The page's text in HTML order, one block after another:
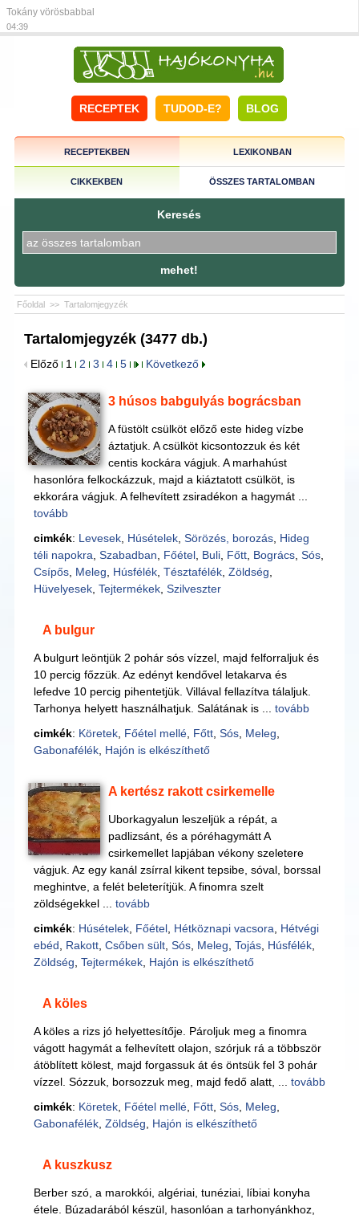
Tokány vörösbabbal
04:39
RECEPTEK TUDOD-E? BLOG
RECEPTEKBEN LEXIKONBAN
CIKKEKBEN ÖSSZES TARTALOMBAN
Keresés
mehet!
Főoldal >> Tartalomjegyzék
Tartalomjegyzék (3477 db.)
Előző 1 2 3 4 5 Következő
3 húsos babgulyás bográcsban
A füstölt csülköt előző este hideg vízbe
áztatjuk. A csülköt kicsontozzuk és két
centis kockára vágjuk. A marhahúst
hasonlóra felkockázzuk, majd a kiáztatott csülköt, is
ekkorára vágjuk. A felhevített zsiradékon a hagymát ...
tovább
cimkék: Levesek, Húsételek, Sörözés, borozás, Hideg
téli napokra Szabadban Főétel, Buli, Főtt, Bogrács, Sós,
Csípős, Meleg Húsfélék, Tésztafélék, Zöldség
Hüvelyesek, Tejtermékek, Szilveszter
A bulgur
A bulgurt leöntjük 2 pohár sós vízzel, majd felforraljuk és
10 percig főzzük. Az edényt kendővel letakarva és
lefedve 10 percig pihentetjük. Villával fellazítva tálaljuk.
Tarhonya helyett használhatjuk. Salátának is ... tovább
cimkék: Köretek, Főétel mellé, Főtt, Sós, Meleg
Gabonafélék, Hajón is elkészíthető
A kertész rakott csirkemelle
Uborkagyalun leszeljük a répát, a
padlizsánt, és a póréhagymátt A
csirkemellet lapjában vékony szeletere
vágjuk. Az egy kanál zsírral kikent tepsibe, sóval, borssal
meghintve, a felét beleterítjük. A finomra szelt
zöldségekkel ... tovább
cimkék: Húsételek, Főétel, Hétköznapi vacsora
Hétvégi
ebéd
Rakott, Csőben sült, Sós, Meleg Tojás, Húsfélék,
Zöldség Tejtermékek, Hajón is elkészíthető
A köles
A köles a rizs jó helyettesítője. Pároljuk meg a finomra
vágott hagymát a felhevített olajon, szórjuk rá a többször
átöblített kölest, majd forgassuk át és öntsük fel 3 pohár
vízzel. Sózzuk, borsozzuk meg, majd fedő alatt, ... tovább
cimkék: Köretek, Főétel mellé, Főtt, Sós, Meleg
Gabonafélék, Zöldség Hajón is elkészíthető
A kuszkusz
Berber szó, a marokkói, algériai, tunéziai, líbiai konyha
étele. Búzadarából készül, hasonlóan a tarhonyánkhoz,